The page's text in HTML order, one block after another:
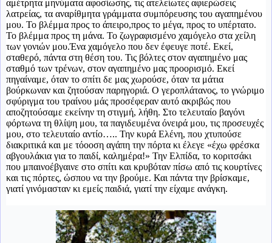
αμέτρητα μηνύματα αφοσίωσης, τις ατελείωτες αφιερώσεις
λατρείας, τα αναρίθμητα γράμματα συμπόρευσης του αγαπημένου
μου. Το βλέμμα προς το άπειρο,προς το μέγα, προς το υπέρτατο.
Το βλέμμα προς τη μάνα. Το ζωγραφισμένο χαμόγελο στα χείλη
των γονιών μου.Ένα χαμόγελο που δεν έφευγε ποτέ. Εκεί,
σταθερό, πάντα στη θέση του. Τις βόλτες στον αγαπημένο μας
σταθμό των τρένων, στον αγαπημένο μας προορισμό. Εκεί
πηγαίναμε, όταν το σπίτι δε μας χωρούσε, όταν τα μάτια
βούρκωναν και ζητούσαν παρηγοριά. Ο γεροπλάτανος, το γνώριμο
σφύριγμα του τραίνου μάς προσέφεραν αυτό ακριβώς που
αποζητούσαμε εκείνην τη στιγμή, λήθη. Στο τελευταίο βαγόνι
φόρτωνα τη θλίψη μου, τα παγιδευμένα όνειρά μου, τις προσευχές
μου, στο τελευταίο αντίο….. Την κυρά Ελένη, που χτυπούσε
διακριτικά και με τόοοση αγάπη την πόρτα κι έλεγε «έχω φρέσκα
αβγουλάκια για το παιδί, καλημέρα!» Την Ελπίδα, το κοριτσάκι
που μπαινοέβγαινε στο σπίτι και κρυβόταν πίσω από τις κουρτίνες
και τις πόρτες, ώσπου να την βρούμε. Και πάντα την βρίσκαμε,
γιατί γινόμασταν κι εμείς παιδιά, γιατί την είχαμε ανάγκη.